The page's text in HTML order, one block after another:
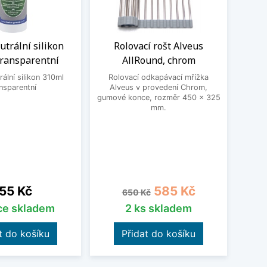
silikon
silikon 310ml
Kč
skladem
do košíku
Rolovací rošt Alveus
AllRound, chrom
Rolovací odkapávací mřížka
Alveus v provedení Chrom,
gumové konce, rozměr 450 x 325
mm.
Běžná cena
650 Kč Cena
585 Kč
2 ks skladem
Přidat do košíku